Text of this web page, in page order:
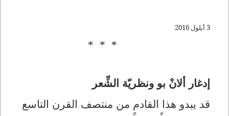
3 أيلول 2016
* * *
إدغار ألانْ بو ونظريّة الشِّعر
قد يبدو هذا القادم من منتصف القرن التاسع